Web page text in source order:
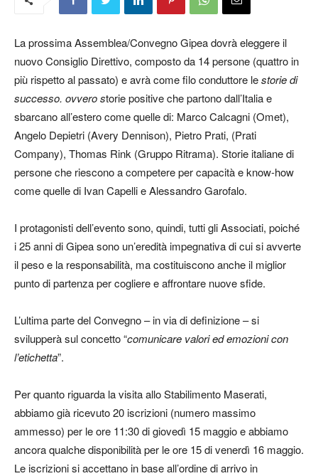
La prossima Assemblea/Convegno Gipea dovrà eleggere il
nuovo Consiglio Direttivo, composto da 14 persone (quattro in
più rispetto al passato) e avrà come filo conduttore lestorie di
successo. ovvero storie positive che partono dall’Italia e
sbarcano all’estero come quelle di: Marco Calcagni (Omet),
Angelo Depietri (Avery Dennison), Pietro Prati, (Prati
Company), Thomas Rink (Gruppo Ritrama). Storie italiane di
persone che riescono a competere per capacità e know-how
come quelle di Ivan Capelli e Alessandro Garofalo.
I protagonisti dell’evento sono, quindi, tutti gli Associati, poiché
i 25 anni di Gipea sono un’eredità impegnativa di cui si avverte
il peso e la responsabilità, ma costituiscono anche il miglior
punto di partenza per cogliere e affrontare nuove sfide.
L’ultima parte del Convegno – in via di definizione – si
svilupperà sul concetto “comunicare valori ed emozioni con
l’etichetta”.
Per quanto riguarda la visita allo Stabilimento Maserati,
abbiamo già ricevuto 20 iscrizioni (numero massimo
ammesso) per le ore 11:30 di giovedì 15 maggio e abbiamo
ancora qualche disponibilità per le ore 15 di venerdì 16 maggio.
Le iscrizioni si accettano in base all’ordine di arrivo in